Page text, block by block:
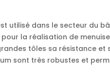
utilisé dans le secteur du
la réalisation de
tôles sa résistance
sont très robustes et